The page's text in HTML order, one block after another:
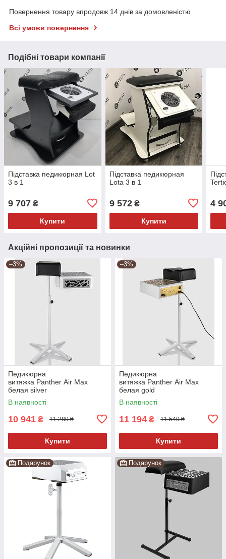
Повернення товару впродовж 14 днів за домовленістю
Всі умови повернення
Подібні товари компанії
Підставка педикюрная Lot
3 в 1
9 707 ₴
Купити
Підставка педикюрная
Lota 3 в 1
9 572₴
Купити
4
Акційні пропозиції та новинки
–3%
Педикюрна
витяжка Panther Air Max
белая silver
В наявності
10 941 ₴ 11 280 ₴
Купити
–3%
Педикюрна
витяжка Panther Air Max
белая gold
В наявності
11 194 ₴ 11 540 ₴
Купити
Подарунок Подарунок